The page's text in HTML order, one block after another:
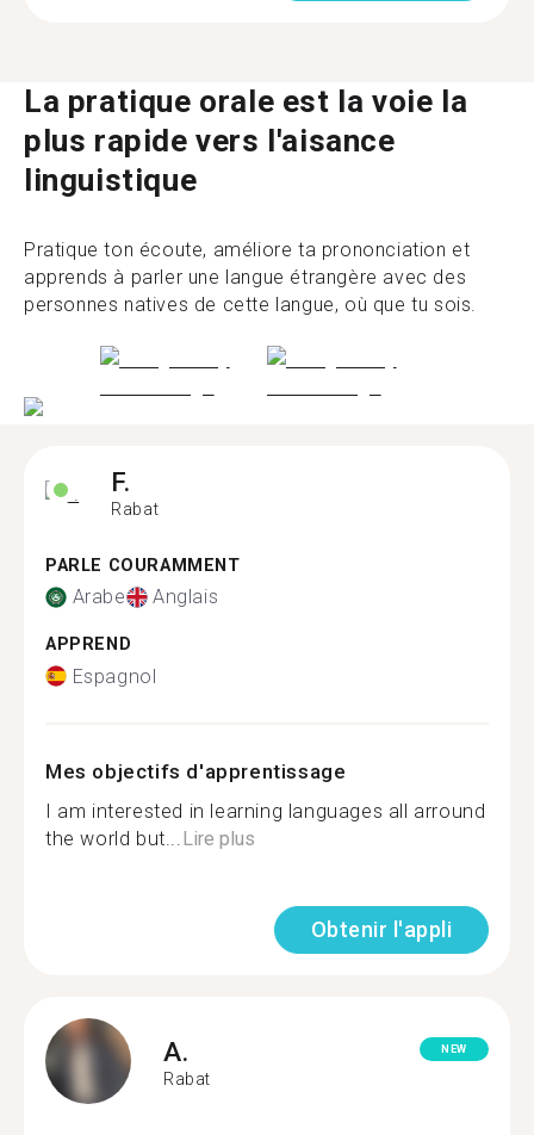
La pratique orale est la voie la
plus rapide vers l'aisance
linguistique
Pratique ton écoute, améliore ta prononciation et
apprends à parler une langue étrangère avec des
personnes natives de cette langue, où que tu sois.
F.
Rabat
PARLE COURAMMENT
Arabe Anglais
APPREND
Espagnol
Mes objectifs d'apprentissage
I am interested in learning languages all arround
the world but... Lire plus
Obtenir l'appli
A.
Rabat
NEW